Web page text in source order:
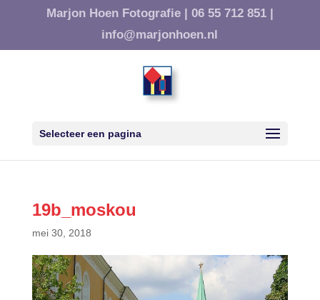
Marjon Hoen Fotografie | 06 55 712 851 |
info@marjonhoen.nl
Selecteer een pagina
19b_moskou
mei 30, 2018